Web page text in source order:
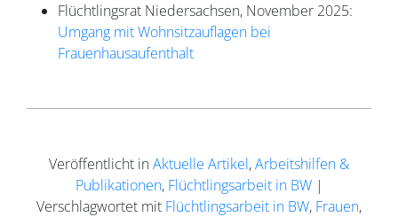
Flüchtlingsrat Niedersachsen, November 2025:
Umgang mit Wohnsitzauflagen bei
Frauenhausaufenthalt
Veröffentlicht inAktuelle Artikel,Arbeitshilfen &
Publikationen, Flüchtlingsarbeit in BW|
Verschlagwortet mit Flüchtlingsarbeit in BW, Frauen,